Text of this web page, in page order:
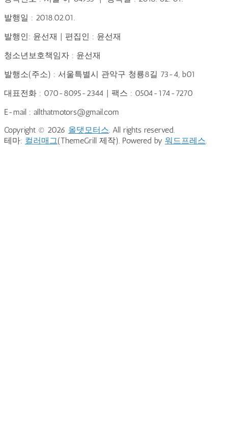
발행일 : 2018.02.01.
발행인: 윤선재 | 편집인 : 윤선재
청소년보호책임자 : 윤선재
발행소(주소) : 서울특별시 관악구 청룡8길 73-4, b01
대표전화 : 070-8095-2344 | 팩스 : 0504-174-7270
E-mail : allthatmotors@gmail.com
Copyright © 2026 올댓모터스. All rights reserved.
테마: 컬러매그(ThemeGrill 제작). Powered by 워드프레스.